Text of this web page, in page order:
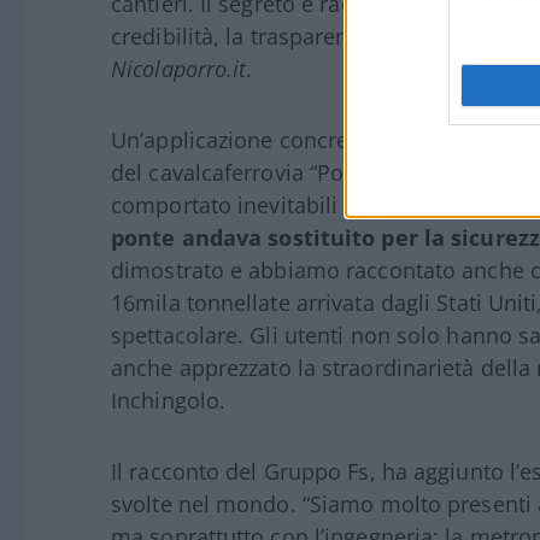
credibilità, la trasparenza e quindi
Nicolaporro.it.
Un’applicazione concreta di questa
del cavalcaferrovia “Ponte al Pino” di
comportato inevitabili interruzioni alla
ponte andava sostituito per la
dimostrato e abbiamo raccontato anche
16mila tonnellate arrivata dagli Stati
spettacolare. Gli utenti non solo hanno
anche apprezzato la straordinarietà
Inchingolo.
Il racconto del Gruppo Fs, ha aggiunto
svolte nel mondo. “Siamo molto